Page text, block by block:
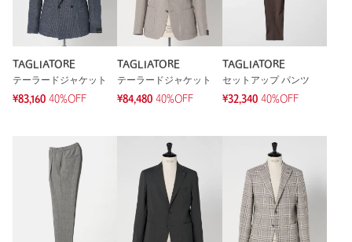
商品番号 1121-4-000012
TAGLIATORE
テーラードジャケット
¥83,160 40%OFF
TAGLIATORE
テーラードジャケット
¥84,480 40%OFF
TAGLIATORE
セットアップ パンツ
¥32,340 40%OFF